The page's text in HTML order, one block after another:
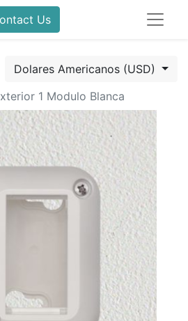
Us
Dolares Americanos (USD)
1 Modulo Blanca